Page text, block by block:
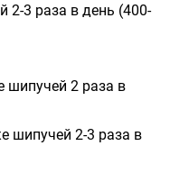
2-3 раза в день (400-
шипучей 2 раза в
шипучей 2-3 раза в